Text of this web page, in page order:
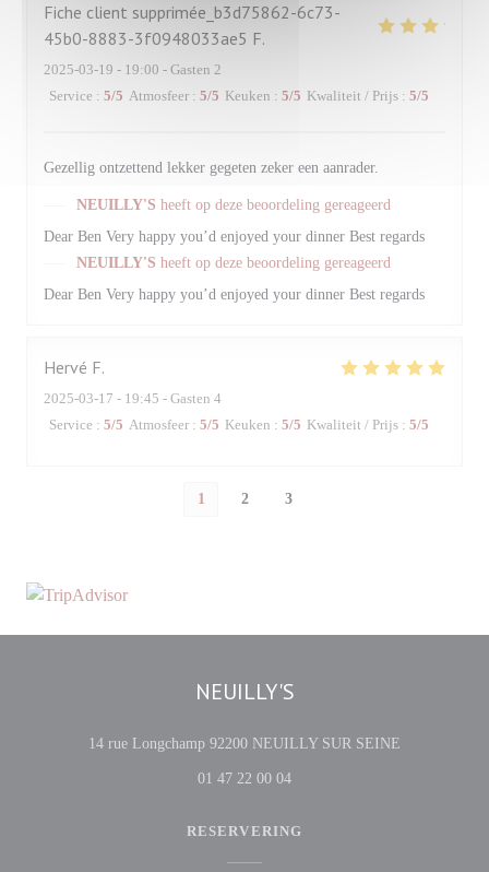
Fiche client supprimée_b3d75862-6c73-
45b0-8883-3f0948033ae5 F
2025-03-19 - 19:00 - Gasten 2
Service : 5/5 Atmosfeer : 5/5 Keuken : 5/5 Kwaliteit / Prijs : 5/5
Gezellig ontzettend lekker gegeten zeker een aanrader.
NEUILLY'S heeft op deze beoordeling gereageerd
Dear Ben Very happy you’d enjoyed your dinner Best regards
NEUILLY'S heeft op deze beoordeling gereageerd
Dear Ben Very happy you’d enjoyed your dinner Best regards
Hervé F
2025-03-17 - 19:45 - Gasten 4
Service : 5/5 Atmosfeer : 5/5 Keuken : 5/5 Kwaliteit / Prijs : 5/5
1 2 3
NEUILLY'S
14 rue Longchamp 92200 NEUILLY SUR SEINE
01 47 22 00 04
RESERVERING